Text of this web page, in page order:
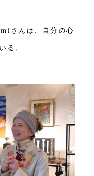
さんは、自分の心
る。